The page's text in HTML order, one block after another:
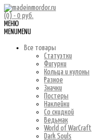
(0) - 0 руб.
МЕНЮ
MENU MENU
Все товары
Статуэтки
Фигурки
Кольца и кулоны
Разное
Значки
Постеры
Наклейки
Со скидкой
Ведьмак
World of WarCraft
Dark Souls